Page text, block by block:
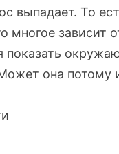
выпадает. То
многое зависит
показать
она потому